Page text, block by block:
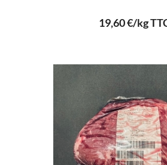
19,60 €/kg